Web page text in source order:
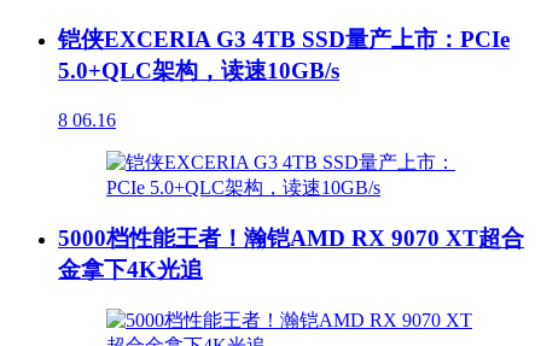
铠侠EXCERIA G3 4TB SSD量产上市：PCIe
5.0+QLC架构，读速10GB/s
8 06.16
5000档性能王者！瀚铠AMD RX 9070 XT超合
金拿下4K光追